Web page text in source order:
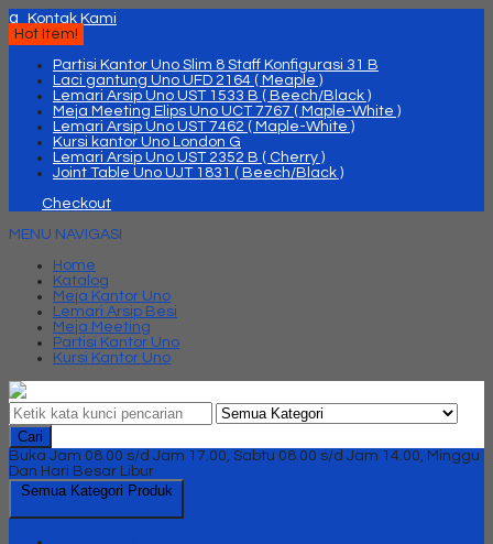
q
Kontak Kami
Hot Item!
Partisi Kantor Uno Slim 8 Staff Konfigurasi 31 B
Laci gantung Uno UFD 2164 ( Meaple )
Lemari Arsip Uno UST 1533 B ( Beech/Black )
Meja Meeting Elips Uno UCT 7767 ( Maple-White )
Lemari Arsip Uno UST 7462 ( Maple-White )
Kursi kantor Uno London G
Lemari Arsip Uno UST 2352 B ( Cherry )
Joint Table Uno UJT 1831 ( Beech/Black )
Checkout
MENU NAVIGASI
Home
Katalog
Meja Kantor Uno
Lemari Arsip Besi
Meja Meeting
Partisi Kantor Uno
Kursi Kantor Uno
Cari
Buka Jam 08.00 s/d Jam 17.00, Sabtu 08.00 s/d Jam 14.00, Minggu
Dan Hari Besar Libur
Semua Kategori Produk